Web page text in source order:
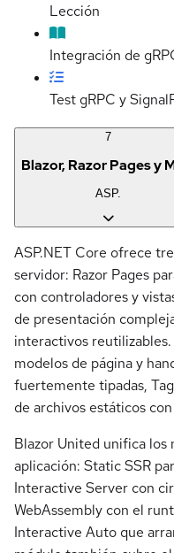
Lección
Integración de
Test gRPC y
7
Blazor, Razor Pages y
ASP.
ASP.NET Core ofrece
servidor: Razor Pages
con controladores y
de presentación
interactivos
modelos de página y
fuertemente tipadas,
de archivos estáticos
Blazor United unifica los
aplicación: Static SSR
Interactive Server con
WebAssembly con el
Interactive Auto que